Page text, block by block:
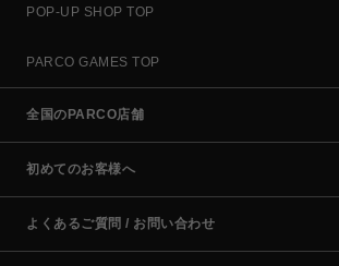
POP-UP SHOP TOP
PARCO GAMES TOP
全国のPARCO店舗
初めてのお客様へ
よくあるご質問 / お問い合わせ